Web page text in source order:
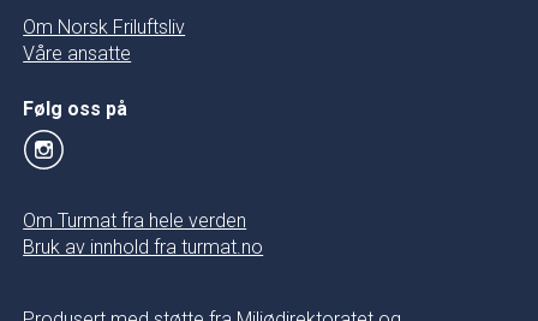
Om Norsk Friluftsliv
Våre ansatte
Følg oss på
Om Turmat fra hele verden
Bruk av innhold fra turmat.no